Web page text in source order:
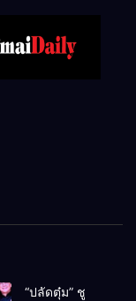
“ปลัดตุ๋ม” ชู